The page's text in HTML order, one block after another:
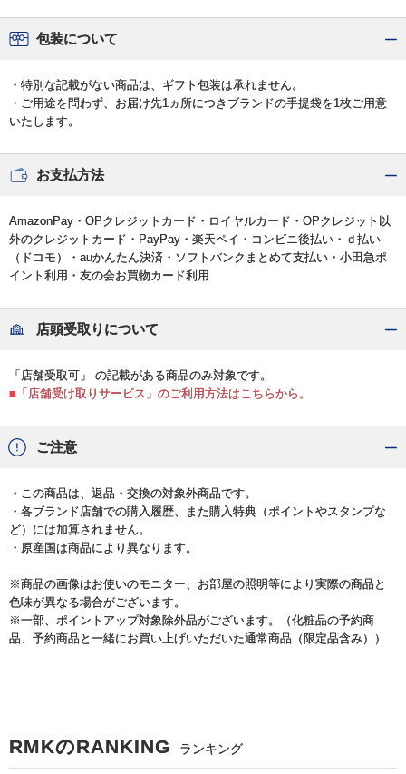
包装について
・特別な記載がない商品は、ギフト包装は承れません。
・ご用途を問わず、お届け先1ヵ所につきブランドの手提袋を1枚ご用意
いたします。
お支払方法
AmazonPay・OPクレジットカード・ロイヤルカード・OPクレジット以
外のクレジットカード・PayPay・楽天ペイ・コンビニ後払い・ｄ払い
（ドコモ）・auかんたん決済・ソフトバンクまとめて支払い・小田急ポ
イント利用・友の会お買物カード利用
店頭受取りについて
「店舗受取可」 の記載がある商品のみ対象です。
■「店舗受け取りサービス」のご利用方法はこちらから。
ご注意
・この商品は、返品・交換の対象外商品です。
・各ブランド店舗での購入履歴、また購入特典（ポイントやスタンプな
ど）には加算されません。
・原産国は商品により異なります。
※商品の画像はお使いのモニター、お部屋の照明等により実際の商品と
色味が異なる場合がございます。
※一部、ポイントアップ対象除外品がございます。（化粧品の予約商
品、予約商品と一緒にお買い上げいただいた通常商品（限定品含み））
RMKのRANKING ランキング